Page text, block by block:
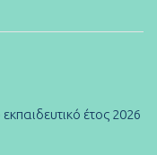
έτος 2026